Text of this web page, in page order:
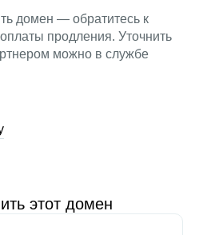
домен — обратитесь к
продления. Уточнить
можно в службе
этот домен